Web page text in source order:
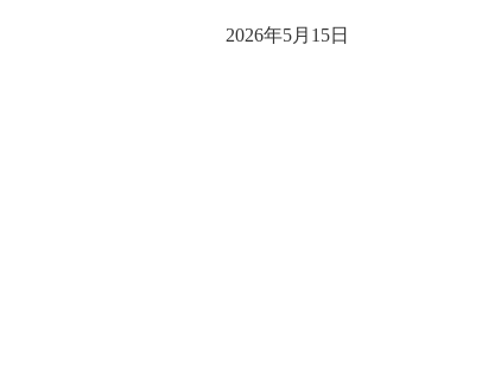
2026年5月15日